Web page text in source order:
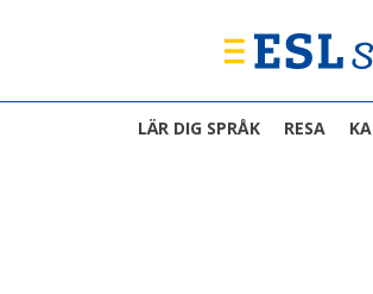
LÄR DIG SPRÅK RESA